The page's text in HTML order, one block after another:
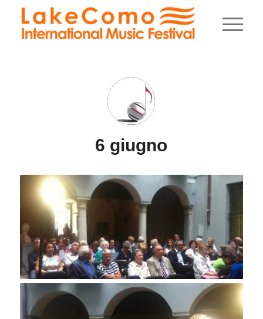
6 giugno